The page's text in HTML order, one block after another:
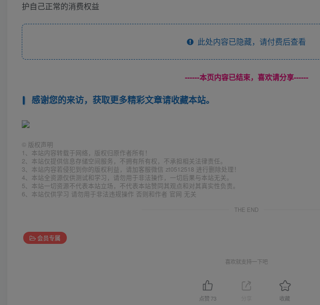
护自己正常的消费权益
此处内容已隐藏，请付费后查看
------本页内容已结束，喜欢请分享------
感谢您的来访，获取更多精彩文章请收藏本站。
© 版权声明
1、本站内容转载于网络，版权归原作者所有！
2、本站仅提供信息存储空间服务，不拥有所有权，不承担相关法律责任。
3、本站内容若侵犯到你的版权利益，请加客服微信 zt0512518 进行删除处理！
4、本站全资源仅供测试和学习，请勿用于非法操作，一切后果与本站无关。
5、本站一切资源不代表本站立场，不代表本站赞同其观点和对其真实性负责。
6、本站仅供学习 请勿用于非法违规操作 否则和作者 官网 无关
THE END
会员专属
喜欢就支持一下吧
点赞73 收藏